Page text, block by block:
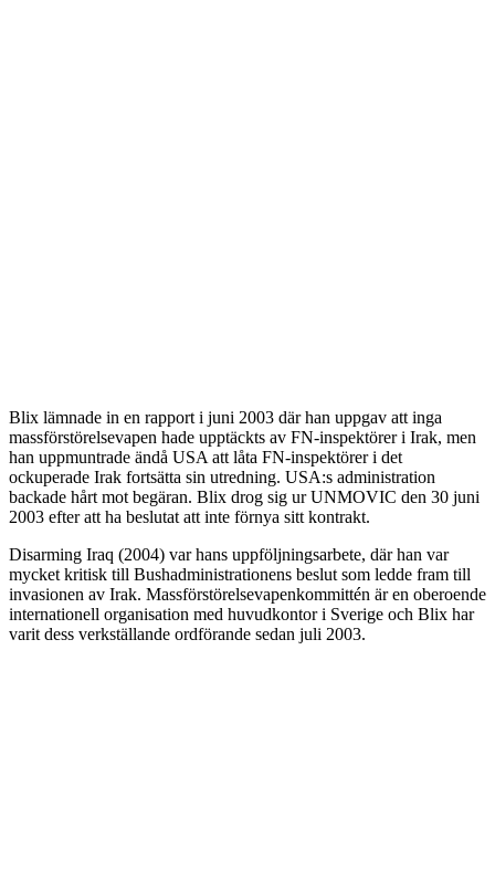
Blix lämnade in en rapport i juni 2003 där han uppgav att inga
massförstörelsevapen hade upptäckts av FN-inspektörer i Irak, men
han uppmuntrade ändå USA att låta FN-inspektörer i det
ockuperade Irak fortsätta sin utredning. USA:s administration
backade hårt mot begäran. Blix drog sig ur UNMOVIC den 30 juni
2003 efter att ha beslutat att inte förnya sitt kontrakt.
Disarming Iraq (2004) var hans uppföljningsarbete, där han var
mycket kritisk till Bushadministrationens beslut som ledde fram till
invasionen av Irak. Massförstörelsevapenkommittén är en oberoende
internationell organisation med huvudkontor i Sverige och Blix har
varit dess verkställande ordförande sedan juli 2003.